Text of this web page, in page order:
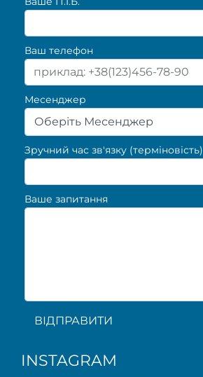
Ваш телефон
Месенджер
Оберіть Месенджер
Зручний час зв'язку (терміновість)
Ваше запитання
ВІДПРАВИТИ
INSTAGRAM